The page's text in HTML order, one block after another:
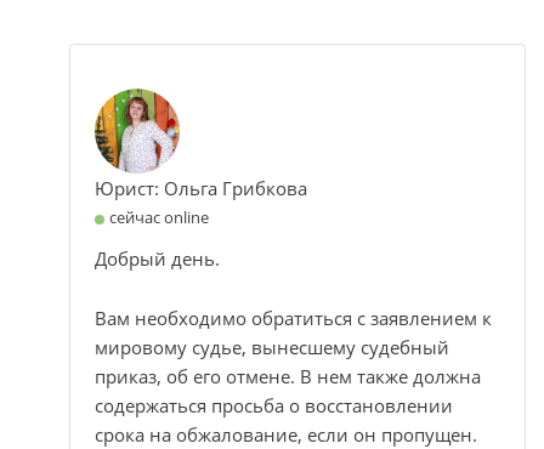
Юрист: Ольга Грибкова
сейчас online
Добрый день.
Вам необходимо обратиться с заявлением к
мировому судье, вынесшему судебный
приказ, об его отмене. В нем также должна
содержаться просьба о восстановлении
срока на обжалование, если он пропущен.